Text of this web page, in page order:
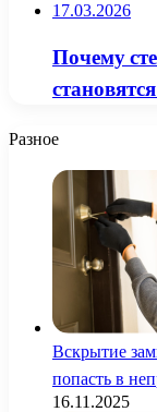
17.03.2026
Почему
Разное
Вскрытие
попасть в
16.11.2025